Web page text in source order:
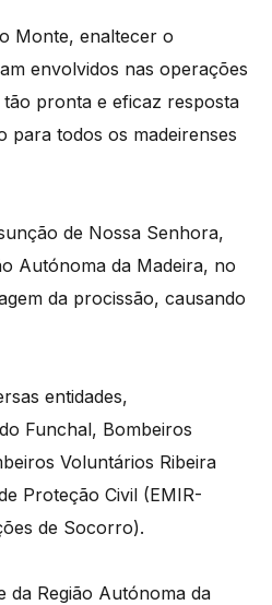
Monte, enaltecer o
envolvidos nas operações
pronta e eficaz resposta
para todos os madeirenses
de Nossa Senhora,
Autónoma da Madeira, no
da procissão, causando
entidades,
Funchal, Bombeiros
Voluntários Ribeira
Proteção Civil (EMIR-
de Socorro).
da Região Autónoma da